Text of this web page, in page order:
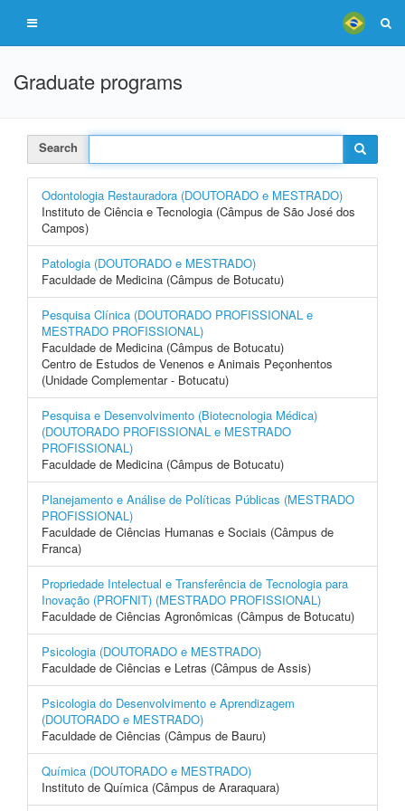
Graduate programs
Search
Odontologia Restauradora (DOUTORADO e MESTRADO)
Instituto de Ciência e Tecnologia (Câmpus de São José dos
Campos)
Patologia (DOUTORADO e MESTRADO)
Faculdade de Medicina (Câmpus de Botucatu)
Pesquisa Clínica (DOUTORADO PROFISSIONAL e
MESTRADO PROFISSIONAL)
Faculdade de Medicina (Câmpus de Botucatu)
Centro de Estudos de Venenos e Animais Peçonhentos
(Unidade Complementar - Botucatu)
Pesquisa e Desenvolvimento (Biotecnologia Médica)
(DOUTORADO PROFISSIONAL e MESTRADO
PROFISSIONAL)
Faculdade de Medicina (Câmpus de Botucatu)
Planejamento e Análise de Políticas Públicas (MESTRADO
PROFISSIONAL)
Faculdade de Ciências Humanas e Sociais (Câmpus de
Franca)
Propriedade Intelectual e Transferência de Tecnologia para
Inovação (PROFNIT) (MESTRADO PROFISSIONAL)
Faculdade de Ciências Agronômicas (Câmpus de Botucatu)
Psicologia (DOUTORADO e MESTRADO)
Faculdade de Ciências e Letras (Câmpus de Assis)
Psicologia do Desenvolvimento e Aprendizagem
(DOUTORADO e MESTRADO)
Faculdade de Ciências (Câmpus de Bauru)
Química (DOUTORADO e MESTRADO)
Instituto de Química (Câmpus de Araraquara)